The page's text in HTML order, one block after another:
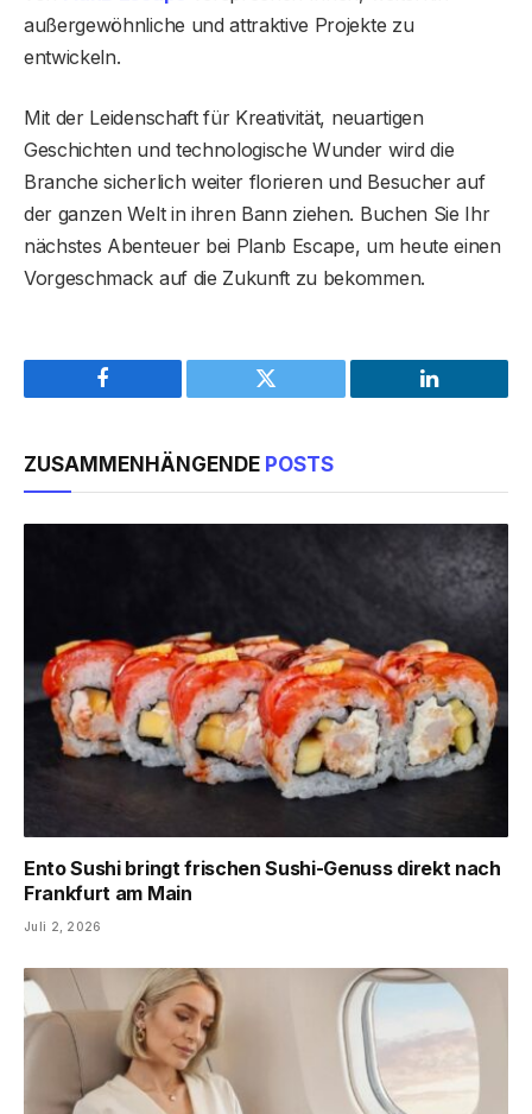
außergewöhnliche und attraktive Projekte zu
entwickeln.
Mit der Leidenschaft für Kreativität, neuartigen
Geschichten und technologische Wunder wird die
Branche sicherlich weiter florieren und Besucher auf
der ganzen Welt in ihren Bann ziehen. Buchen Sie Ihr
nächstes Abenteuer bei Planb Escape, um heute einen
Vorgeschmack auf die Zukunft zu bekommen.
Facebook Twitter LinkedIn
ZUSAMMENHÄNGENDE POSTS
Ento Sushi bringt frischen Sushi-Genuss direkt nach
Frankfurt am Main
Juli 2, 2026